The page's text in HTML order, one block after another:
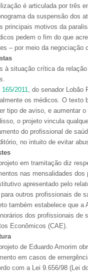
é articulada por três
da suspensão dos
principais motivos da
pedem o fim do que
– por meio da
à situação crítica da
165/2011, do senador Lobão
os médicos. O texto
tipo de aviso, e aumentar
o projeto vincula
do profissional de
no intuito de evitar
em tramitação diz
nas mensalidades dos
apresentado pelo
outros profissionais de
também estabelece que a
dos profissionais de
Econômicos (CAE).
de Eduardo Amorim
em casos de
com a Lei 9.656/98 (Lei